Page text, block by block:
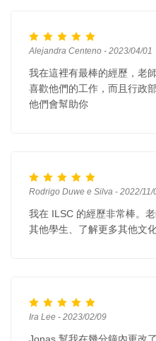
Alejandra Centeno - 2023/04/01
我在這裡有最棒的經歷，老
喜歡他們的工作，而且行政
他們會幫助你
Rodrigo Duwe e Silva - 2022/11/
我在 ILSC 的經歷非常棒。
其他學生、了解更多其他文
Ira Lee - 2023/02/09